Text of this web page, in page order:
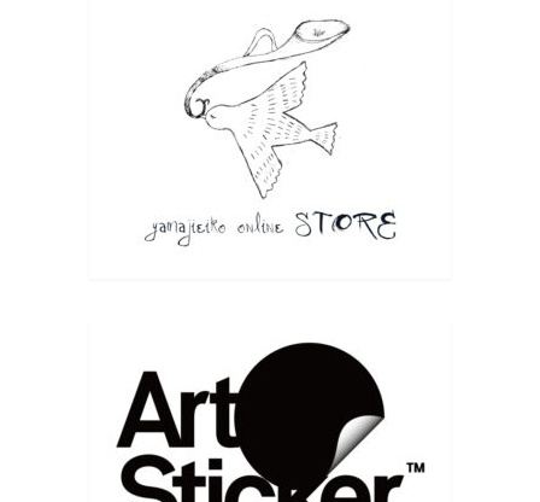
TEL / FAX 03-3479-2775 ■東京メトロ 表参道駅 A2出口よ
り徒歩2分 Apple Store（アップルストア）と伊藤病院の間
の道を進み、突き当たりを右へ曲がってすぐです。 A1出
口手前の「オーク表参道」より、エレベーターやエスカ
レーターをご利用いただけます。 在廊予定などはつきま
しては、X・instagramなどからお知らせ致します。
版画4人展のお知らせ | 山路絵子 雲の上のアトリエ
6月のグループ展 版画4人展に出展致します。いくつ
Eiko Yamaji Art works
7 months ago
こちらではご挨拶していませんでした